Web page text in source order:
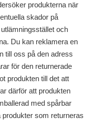
produkterna när
skador på
och
Du kan reklamera en
till oss på den adress
för den returnerade
produkten till det att
därför att produkten
med spårbar
som returneras